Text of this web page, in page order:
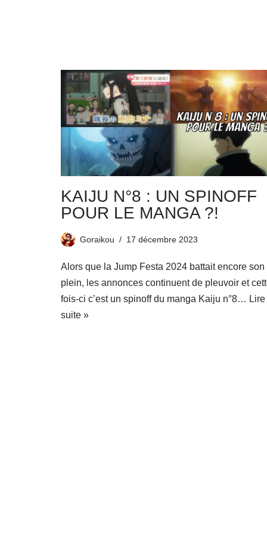
KAIJU N°8 : UN SPINOFF
POUR LE MANGA ?!
Goraikou 17 décembre 2023
Alors que la Jump Festa 2024 battait encore son
plein, les annonces continuent de pleuvoir et
fois-ci c’est un spinoff du manga Kaiju n°8…
suite »